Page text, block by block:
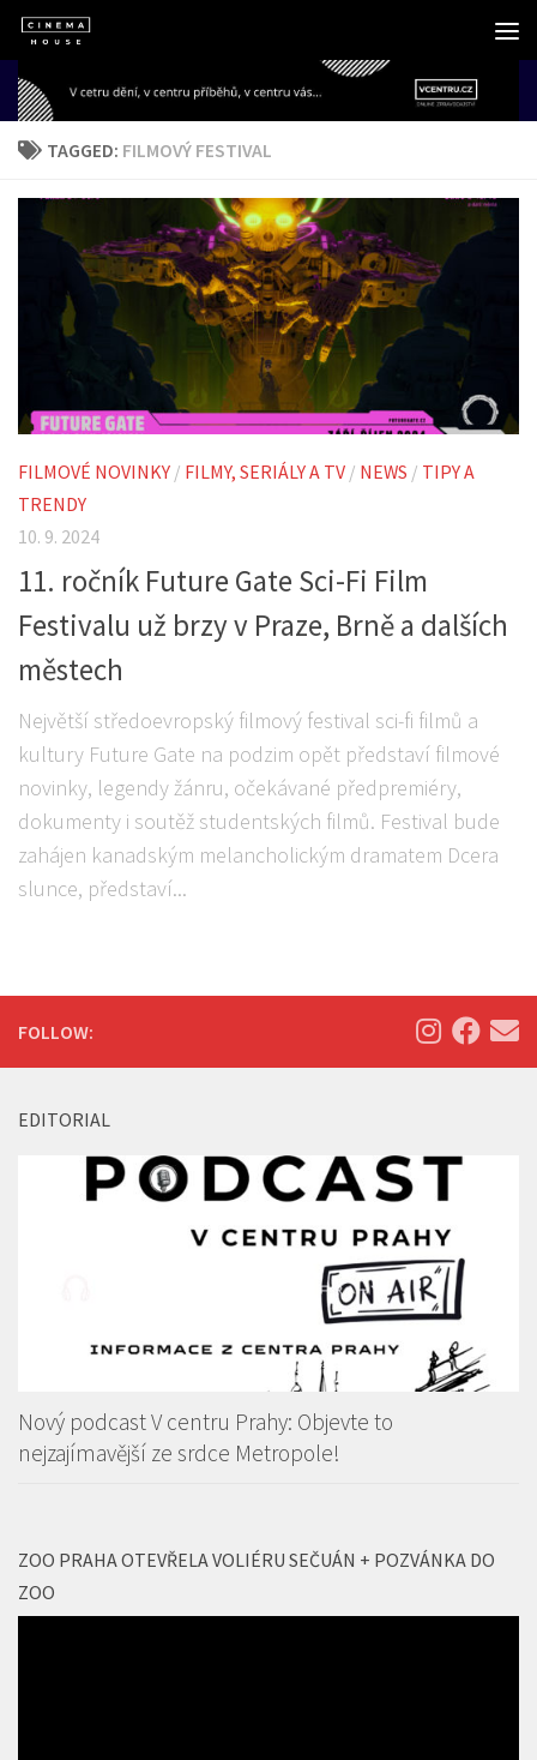
Skip to content
TAGGED: FILMOVÝ FESTIVAL
FILMOVÉ NOVINKY / FILMY, SERIÁLY A TV / NEWS / TIPY A
TRENDY
10. 9. 2024
11. ročník Future Gate Sci-Fi Film
Festivalu už brzy v Praze, Brně a dalších
městech
Největší středoevropský filmový festival sci-fi filmů a
kultury Future Gate na podzim opět představí filmové
novinky, legendy žánru, očekávané předpremiéry,
dokumenty i soutěž studentských filmů. Festival bude
zahájen kanadským melancholickým dramatem Dcera
slunce, představí...
FOLLOW:
EDITORIAL
Nový podcast V centru Prahy: Objevte to
nejzajímavější ze srdce Metropole!
ZOO PRAHA OTEVŘELA VOLIÉRU SEČUÁN + POZVÁNKA DO
ZOO